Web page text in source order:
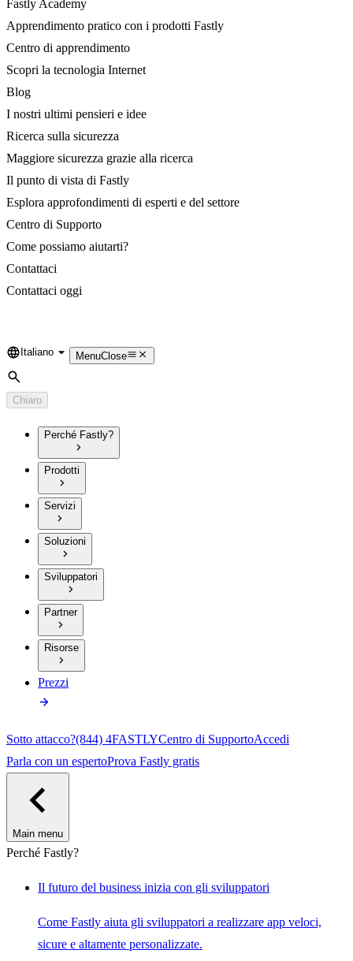
Fastly Academy
Apprendimento pratico con i prodotti Fastly
Centro di apprendimento
Scopri la tecnologia Internet
Blog
I nostri ultimi pensieri e idee
Ricerca sulla sicurezza
Maggiore sicurezza grazie alla ricerca
Il punto di vista di Fastly
Esplora approfondimenti di esperti e del settore
Centro di Supporto
Come possiamo aiutarti?
Contattaci
Contattaci oggi
Language
Italiano MenuClose
Cerca
Chiaro
Perché Fastly?
Prodotti
Servizi
Soluzioni
Sviluppatori
Partner
Risorse
Prezzi
Sotto attacco?(844) 4FASTLYCentro di SupportoAccedi
Parla con un espertoProva Fastly gratis
Main menu
Perché Fastly?
Il futuro del business inizia con gli sviluppatori
Come Fastly aiuta gli sviluppatori a realizzare app veloci,
sicure e altamente personalizzate.